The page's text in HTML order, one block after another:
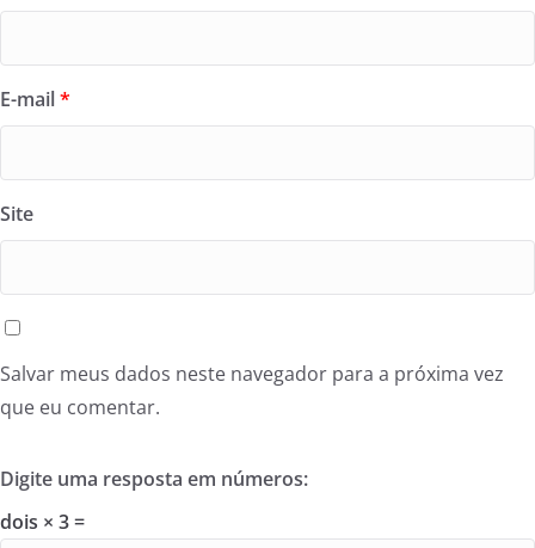
E-mail*
Site
Salvar meus dados neste navegador para a próxima vez
que eu comentar.
Digite uma resposta em números:
dois × 3 =